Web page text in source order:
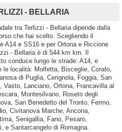
- BELLARIA
tra Terlizzi - Bellaria dipende dalla
che hai scelto. Scegliendo il
A14 e SS16 e per Ortona e Riccione
- Bellaria è di 544 km km. Il
conduce lungo le strade: A14, e
le località: Molfetta, Bisceglie, Corato,
di Puglia, Cerignola, Foggia, San
Vasto, Lanciano, Ortona, Francavilla al
Montesilvano, Roseto degli
San Benedetto del Tronto, Fermo,
Civitanova Marche, Ancona,
Senigallia, Fano, Pesaro,
e Santarcangelo di Romagna.